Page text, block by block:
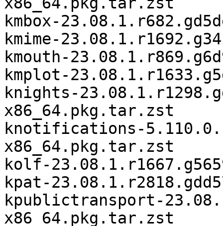
kmbox-
kmime-
kmouth-
kmplot-
knights-
x86_64.pkg.tar.zst
knotifications-
x86_64.pkg.tar.zst
kolf-
kpat-
kpublictransport-
x86_64.pkg.tar.zst